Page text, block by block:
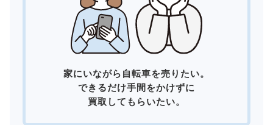
家にいながら自転車を売りたい。
できるだけ手間をかけずに
買取してもらいたい。